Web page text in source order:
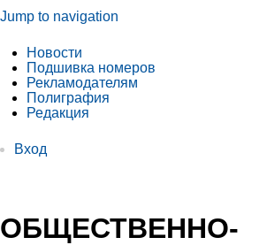
Jump to navigation
Новости
Подшивка номеров
Рекламодателям
Полиграфия
Редакция
Вход
ОБЩЕСТВЕННО-